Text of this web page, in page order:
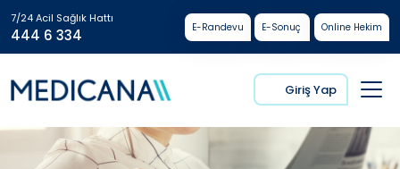
7/24 Acil Sağlık Hattı
444 6 334 E-Randevu E-Sonuç Online Hekim
Giriş Yap